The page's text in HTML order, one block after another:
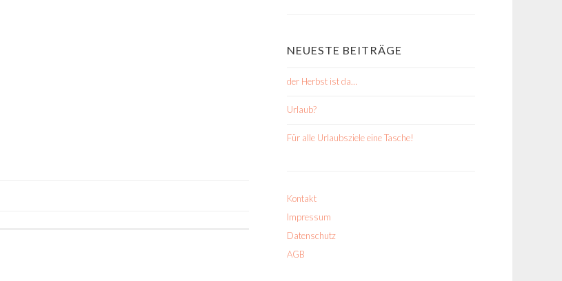
NEUESTE BEITRÄGE
der Herbst ist da…
Urlaub?
Für alle Urlaubsziele eine Tasche!
Kontakt
Impressum
Datenschutz
AGB